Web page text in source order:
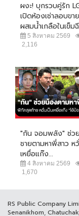
ผงะ! บุกรวบคู่รัก
เปิดห้องเช่าลอบขา
ผสมน้ำเกลือในเข็ม
5 สิงหาคม 2569
2,116
"กัน จอมพลัง" ช่ว
ชายตามหาพี่สาว ห
เหยื่อแก๊ง...
4 สิงหาคม 2569
1,670
RS Public Company
Senanikhom,